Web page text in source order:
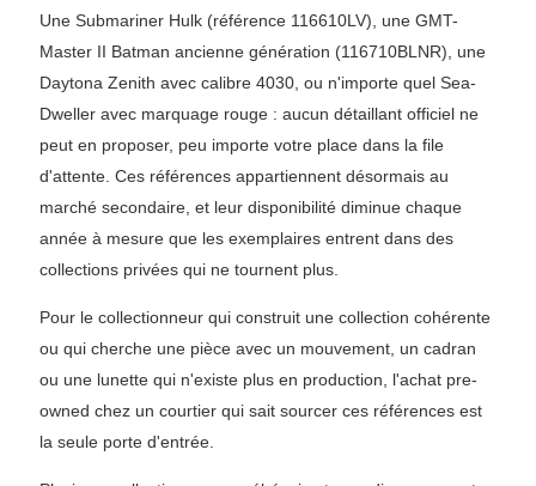
Une Submariner Hulk (référence 116610LV), une GMT-
Master II Batman ancienne génération (116710BLNR), une
Daytona Zenith avec calibre 4030, ou n'importe quel Sea-
Dweller avec marquage rouge : aucun détaillant officiel ne
peut en proposer, peu importe votre place dans la file
d'attente. Ces références appartiennent désormais au
marché secondaire, et leur disponibilité diminue chaque
année à mesure que les exemplaires entrent dans des
collections privées qui ne tournent plus.
Pour le collectionneur qui construit une collection cohérente
ou qui cherche une pièce avec un mouvement, un cadran
ou une lunette qui n'existe plus en production, l'achat pre-
owned chez un courtier qui sait sourcer ces références est
la seule porte d'entrée.